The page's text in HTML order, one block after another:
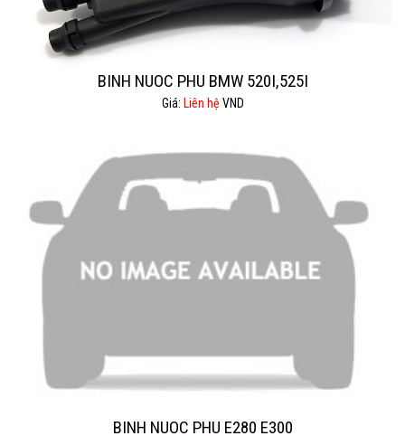
BINH NUOC PHU BMW 520I,525I
Giá: Liên hệ VND
BINH NUOC PHU E280 E300